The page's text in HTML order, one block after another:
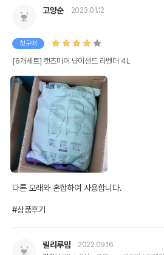
고양순 2023.01.12
첫구매
[6개세트] 캣츠미어 냥이샌드 라벤더 4L
다른 모래와 혼합하여 사용합니다.
#상품후기
릴리루맘
2022.09.16